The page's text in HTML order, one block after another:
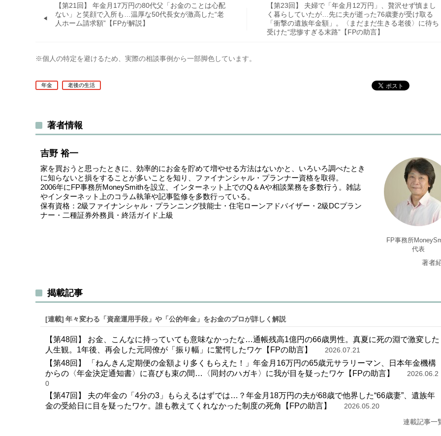
【第21回】 年金月17万円の80代父「お金のことは心配
ない」と笑顔で入所も…温厚な50代長女が激高した“老
人ホーム請求額”【FPが解説】
【第23回】 夫婦で「年金月12万円」、贅沢せず慎まし
く暮らしていたが…先に夫が逝った76歳妻が受け取る
「衝撃の遺族年金額」。〈まだまだ生きる老後〉に待ち
受けた“悲惨すぎる末路”【FPの助言】
※個人の特定を避けるため、実際の相談事例から一部脚色しています。
年金 老後の生活
著者情報
吉野 裕一
家を買おうと思ったときに、効率的にお金を貯めて増やせる方法はないかと、いろいろ調べたとき
に知らないと損をすることが多いことを知り、ファイナンシャル・プランナー資格を取得。
2006年にFP事務所MoneySmithを設立、インターネット上でのQ＆Aや相談業務を多数行う。雑誌
やインターネット上のコラム執筆や記事監修を多数行っている。
保有資格：2級ファイナンシャル・プランニング技能士・住宅ローンアドバイザー・2級DCプラン
ナー・二種証券外務員・終活ガイド上級
FP事務所
代表
著者
揭載記事
[連載] 年々変わる「資産運用手段」や「公的年金」をお金のプロが詳しく解説
【第48回】 お金、こんなに持っていても意味なかったな…通帳残高1億円の66歳男性。真夏に死の淵で激変した
人生観。1年後、再会した元同僚が「振り幅」に驚愕したワケ【FPの助言】
2026.07.21
【第48回】 「ねんきん定期便の金額より多くもらえた！」年金月16万円の65歳元サラリーマン、日本年金機構
からの〈年金決定通知書〉に喜びも束の間…〈同封のハガキ〉に我が目を疑ったワケ【FPの助言】
2026.06.2
0
【第47回】 夫の年金の「4分の3」もらえるはずでは…？年金月18万円の夫が68歳で他界した“66歳妻”、遺族年
金の受給日に目を疑ったワケ。誰も教えてくれなかった制度の死角【FPの助言】
2026.05.20
【第46回】 銀行員「あなたは8万3,000円しか引き出せません」口座には150万円あるが、父の葬儀代・120万円
連載記事一